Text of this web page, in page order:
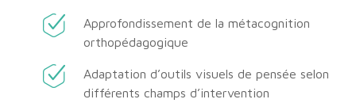
Approfondissement de la métacognition
orthopédagogique
Adaptation d’outils visuels de pensée selon
différents champs d’intervention